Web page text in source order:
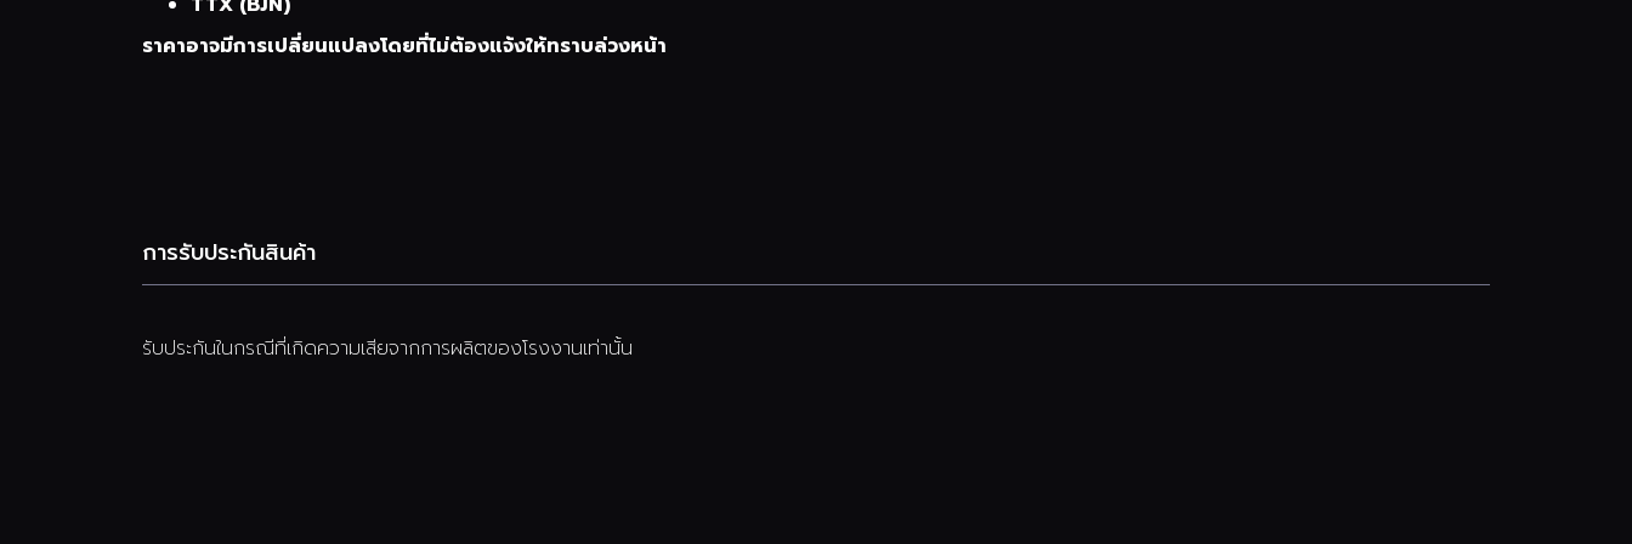
ราคาอาจมีการเปลี่ยนแปลงโดยที่ไม่ต้องแจ้งให้ทราบล่วงหน้า
การรับประกันสินค้า
รับประกันในกรณีที่เกิดความเสียจากการผลิตของโรงงานเท่านั้น